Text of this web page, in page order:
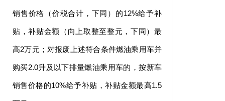
销售价格（价税合计，下同）的12%给予补
贴，补贴金额（向上取整至整元，下同）最
高2万元；对报废上述符合条件燃油乘用车并
购买2.0升及以下排量燃油乘用车的，按新车
销售价格的10%给予补贴，补贴金额最高1.5